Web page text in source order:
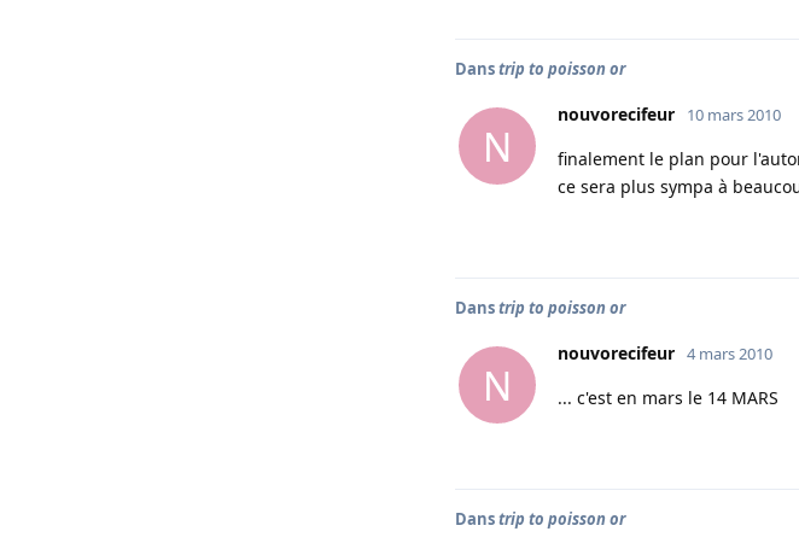
Danstrip to poisson or
N
nouvorecifeur 10 mars 2010
finalement le plan pour
ce sera plus sympa à
Danstrip to poisson or
N
nouvorecifeur 4 mars 2010
... c'est en mars le 14 MARS
Danstrip to poisson or